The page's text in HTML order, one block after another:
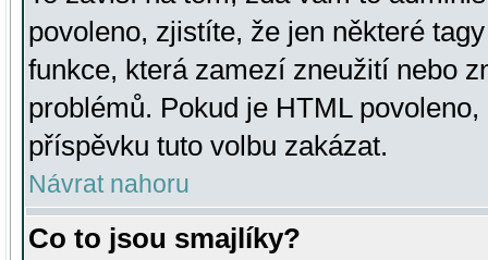
povoleno, zjistíte, že jen některé
funkce, která zamezí zneužití nebo
problémů. Pokud je HTML
příspěvku tuto volbu zakázat.
Návrat nahoru
Co to jsou smajlíky?